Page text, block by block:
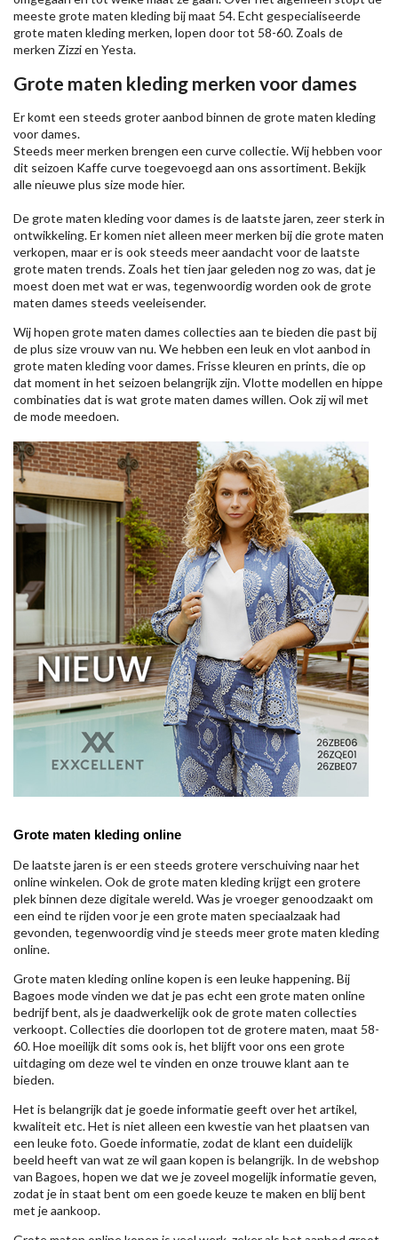
meeste grote maten kleding bij maat 54. Echt gespecialiseerde
grote maten kleding merken, lopen door tot 58-60. Zoals de
merken Zizzien Yesta.
Grote maten kleding merken voor dames
Er komt een steeds groter aanbod binnen de grote maten kleding
voor dames.
Steeds meer merken brengen een curve collectie. Wij hebben voor
dit seizoen Kaffecurve toegevoegd aan ons assortiment. Bekijk
alle nieuweplus size modehier.
De grote maten kleding voor dames is de laatste jaren, zeer sterk in
ontwikkeling. Er komen niet alleen meer merken bij die grote maten
verkopen, maar er is ook steeds meer aandacht voor de laatste
grote maten trends. Zoals het tien jaar geleden nog zo was, dat je
moest doen met wat er was, tegenwoordig worden ook de grote
maten dames steeds veeleisender.
Wij hopen grote maten dames collecties aan te bieden die past bij
de plus size vrouw van nu. We hebben een leuk en vlot aanbod in
grote maten kleding voor dames. Frisse kleuren en prints, die op
dat moment in het seizoen belangrijk zijn. Vlotte modellen en hippe
combinaties dat is wat grote maten dames willen. Ook zij wil met
de mode meedoen.
Grote maten kleding online
De laatste jaren is er een steeds grotere verschuiving naar het
online winkelen. Ook de grote maten kleding krijgt een grotere
plek binnen deze digitale wereld. Was je vroeger genoodzaakt om
een eind te rijden voor je een grote maten speciaalzaak had
gevonden, tegenwoordig vind je steeds meer grote maten kleding
online.
Grote maten kleding online kopen is een leuke happening. Bij
Bagoes mode vinden we dat je pas echt een grote maten online
bedrijf bent, als je daadwerkelijk ook de grote maten collecties
verkoopt. Collecties die doorlopen tot de grotere maten, maat 58-
60. Hoe moeilijk dit soms ook is, het blijft voor ons een grote
uitdaging om deze wel te vinden en onze trouwe klant aan te
bieden.
Het is belangrijk dat je goede informatie geeft over het artikel,
kwaliteit etc. Het is niet alleen een kwestie van het plaatsen van
een leuke foto. Goede informatie, zodat de klant een duidelijk
beeld heeft van wat ze wil gaan kopen is belangrijk. In de webshop
van Bagoes, hopen we dat we je zoveel mogelijk informatie geven,
zodat je in staat bent om een goede keuze te maken en blij bent
met je aankoop.